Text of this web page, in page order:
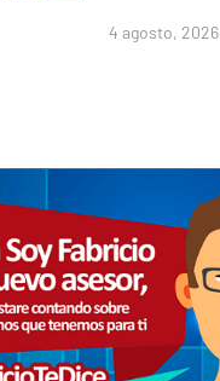
4 agosto, 2026